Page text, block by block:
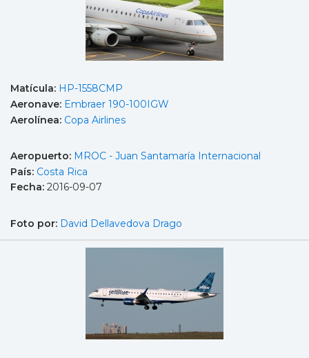
Matícula: HP-1558CMP
Aeronave: Embraer 190-100IGW
Aerolínea: Copa Airlines
Aeropuerto: MROC - Juan Santamaría Internacional
País: Costa Rica
Fecha: 2016-09-07
Foto por: David Dellavedova Drago